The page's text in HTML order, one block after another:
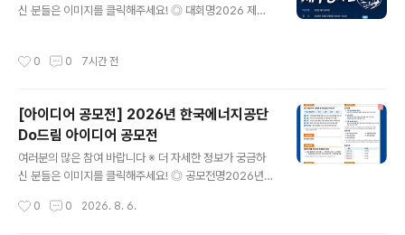
신 분들은 이미지를 클릭해주세요! ◎ 대회명2026 제주
수협 다목적어업인종합지원센터제주 제주시 한림읍 한림
9:00 / 5K 09:20 ◎ 참가비 입금계좌- 은행명 : 농협- 계
좌번호 : 351-1405-5832-13- 예금주 : 주식회사 어디
감수광 ◎ 시상내용종합 시상시상은 10km 부문에 한해
진행되며, 5km 부문은 시상에서 제외됩니다.- 1위 30만
0 0 7시간 전
[아이디어 공모전] 2026년 한국에너지공단
Do드림 아이디어 공모전
여러분의 많은 참여 바랍니다 ※ 더 자세한 정보가 궁금하
신 분들은 이미지를 클릭해주세요! ◎ 공모전명2026년
EA 핵심가치(혁신 / 소통 / 안전 / 신뢰)를 주제로 한 제안 -
0 0 2026. 8. 6.